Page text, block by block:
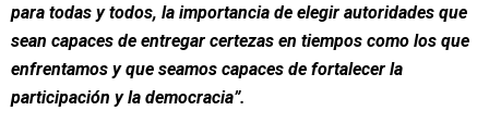
para todas y todos, la importancia de elegir autoridades que
sean capaces de entregar certezas en tiempos como los que
enfrentamos y que seamos capaces de fortalecer la
participación y la democracia”.